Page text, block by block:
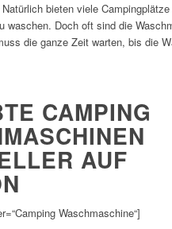
bieten viele Campingplätze
waschen. Doch oft sind die
die ganze Zeit warten, bis die
CAMPING
AUF
Waschmaschine“]